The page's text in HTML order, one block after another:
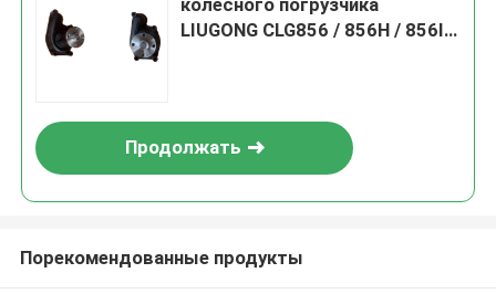
колесного погрузчика
LIUGONG CLG856 / 856H / 856III
Продолжать
Порекомендованные продукты